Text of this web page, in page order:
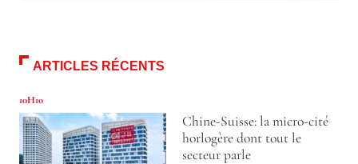
ARTICLES RÉCENTS
10H10
Chine-Suisse: la micro-cité
horlogère dont tout le
secteur parle